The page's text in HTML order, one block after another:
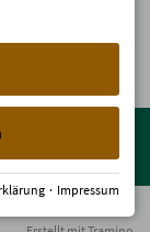
4-Sterne Superior
· Impressum